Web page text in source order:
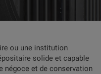
ou une institution
solide et capable
négoce et de conservation